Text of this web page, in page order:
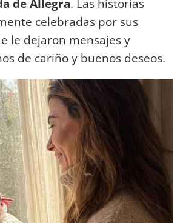
de Allegra. Las historias
celebradas por sus
le dejaron mensajes y
de cariño y buenos deseos.